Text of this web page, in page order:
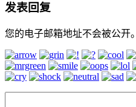
发表回复
您的电子邮箱地址不会被公开。